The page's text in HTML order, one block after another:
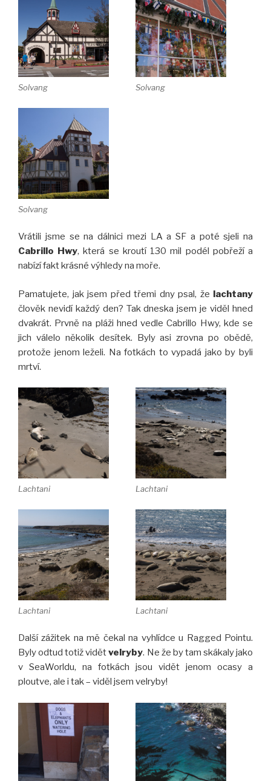
Solvang Solvang
Solvang
Vrátili jsme se na dálnici mezi LA a SF a poté sjeli na
Cabrillo Hwy, která se kroutí 130 mil podél pobřeží a
nabízí fakt krásné výhledy na moře.
Pamatujete, jak jsem před třemi dny psal, že lachtany
člověk nevidí každý den? Tak dneska jsem je viděl hned
dvakrát. Prvně na pláži hned vedle Cabrillo Hwy, kde se
jich válelo několik desítek. Byly asi zrovna po obědě,
protože jenom leželi. Na fotkách to vypadá jako by byli
mrtví.
Lachtani Lachtani
Lachtani Lachtani
Další zážitek na mě čekal na vyhlídce u Ragged Pointu.
Byly odtud totiž vidětvelryby. Ne že by tam skákaly jako
v SeaWorldu, na fotkách jsou vidět jenom ocasy a
ploutve, ale i tak – viděl jsem velryby!